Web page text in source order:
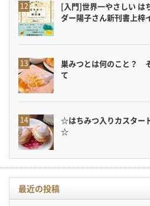
[入門]世界一やさしい は
ダー陽子さん新刊書上梓
巣みつとは何のこと？
て
☆はちみつ入りカスター
☆
最近の投稿